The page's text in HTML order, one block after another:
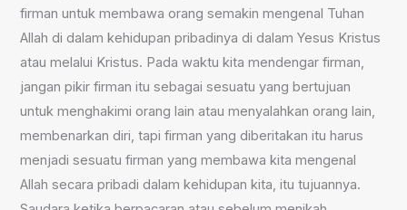
firman untuk membawa orang semakin mengenal Tuhan
Allah di dalam kehidupan pribadinya di dalam Yesus Kristus
atau melalui Kristus. Pada waktu kita mendengar firman,
jangan pikir firman itu sebagai sesuatu yang bertujuan
untuk menghakimi orang lain atau menyalahkan orang lain,
membenarkan diri, tapi firman yang diberitakan itu harus
menjadi sesuatu firman yang membawa kita mengenal
Allah secara pribadi dalam kehidupan kita, itu tujuannya.